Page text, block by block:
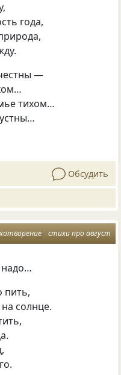
года,
—
тихом…
Обсудить
стихи про август
пить,
солнце.